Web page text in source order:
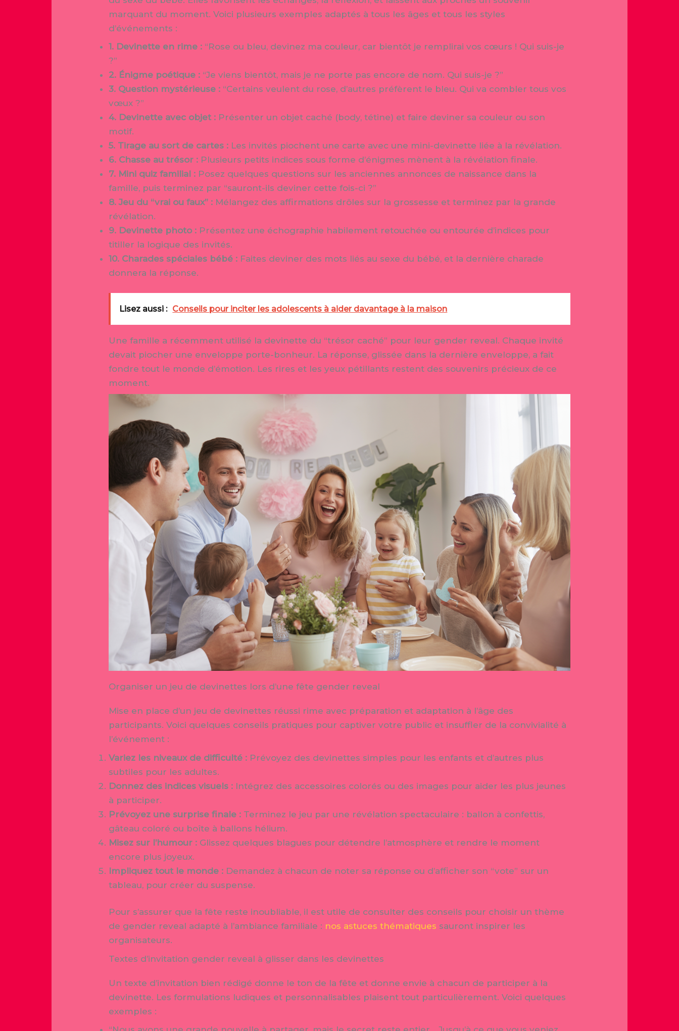
marquant du moment. Voici plusieurs exemples adaptés à tous les âges et tous les styles
d’événements :
1. Devinette en rime : “Rose ou bleu, devinez ma couleur, car bientôt je remplirai vos cœurs ! Qui suis-je
?”
2. Énigme poétique : “Je viens bientôt, mais je ne porte pas encore de nom. Qui suis-je ?”
3. Question mystérieuse : “Certains veulent du rose, d’autres préfèrent le bleu. Qui va combler tous vos
vœux ?”
4. Devinette avec objet : Présenter un objet caché (body, tétine) et faire deviner sa couleur ou son
motif.
5. Tirage au sort de cartes : Les invités piochent une carte avec une mini-devinette liée à la révélation.
6. Chasse au trésor : Plusieurs petits indices sous forme d’énigmes mènent à la révélation finale.
7. Mini quiz familial : Posez quelques questions sur les anciennes annonces de naissance dans la
famille, puis terminez par “sauront-ils deviner cette fois-ci ?”
8. Jeu du “vrai ou faux” : Mélangez des affirmations drôles sur la grossesse et terminez par la grande
révélation.
9. Devinette photo : Présentez une échographie habilement retouchée ou entourée d’indices pour
titiller la logique des invités.
10. Charades spéciales bébé : Faites deviner des mots liés au sexe du bébé, et la dernière charade
donnera la réponse.
Lisez aussi : Conseils pour inciter les adolescents à aider davantage à la maison
Une famille a récemment utilisé la devinette du “trésor caché” pour leur gender reveal. Chaque invité
devait piocher une enveloppe porte-bonheur. La réponse, glissée dans la dernière enveloppe, a fait
fondre tout le monde d’émotion. Les rires et les yeux pétillants restent des souvenirs précieux de ce
moment.
Organiser un jeu de devinettes lors d’une fête gender reveal
Mise en place d’un jeu de devinettes réussi rime avec préparation et adaptation à l’âge des
participants. Voici quelques conseils pratiques pour captiver votre public et insuffler de la convivialité à
l’événement :
Variez les niveaux de difficulté : Prévoyez des devinettes simples pour les enfants et d’autres plus
subtiles pour les adultes.
Donnez des indices visuels : Intégrez des accessoires colorés ou des images pour aider les plus jeunes
à participer.
Prévoyez une surprise finale : Terminez le jeu par une révélation spectaculaire : ballon à confettis,
gâteau coloré ou boîte à ballons hélium.
Misez sur l’humour : Glissez quelques blagues pour détendre l’atmosphère et rendre le moment
encore plus joyeux.
Impliquez tout le monde : Demandez à chacun de noter sa réponse ou d’afficher son “vote” sur un
tableau, pour créer du suspense.
Pour s’assurer que la fête reste inoubliable, il est utile de consulter des conseils pour choisir un thème
de gender reveal adapté à l’ambiance familiale : nos astuces thématiques sauront inspirer les
organisateurs.
Textes d’invitation gender reveal à glisser dans les devinettes
Un texte d’invitation bien rédigé donne le ton de la fête et donne envie à chacun de participer à la
devinette. Les formulations ludiques et personnalisables plaisent tout particulièrement. Voici quelques
exemples :